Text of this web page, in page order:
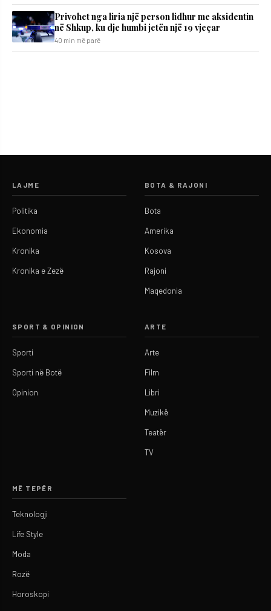
Privohet nga liria një person lidhur me aksidentin
në Shkup, ku dje humbi jetën një 19 vjeçar
40 min më parë
LAJME
Politika
Ekonomia
Kronika
Kronika e Zezë
BOTA & RAJONI
Bota
Amerika
Kosova
Rajoni
Maqedonia
SPORT & OPINION
Sporti
Sporti në Botë
Opinion
ARTE
Arte
Film
Libri
Muzikë
Teatër
TV
MË TEPËR
Teknologji
Life Style
Moda
Rozë
Horoskopi